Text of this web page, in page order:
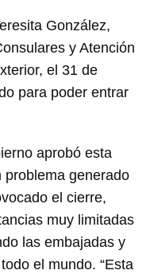
González,
y Atención
el 31 de
para poder entrar
aprobó esta
problema generado
el cierre,
muy limitadas
las embajadas y
el mundo. “Esta